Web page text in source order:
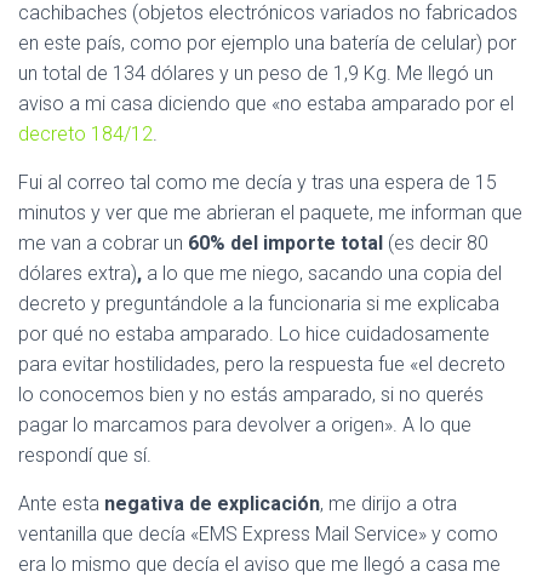
cachibaches (objetos electrónicos variados no fabricados
en este país, como por ejemplo una batería de celular) por
un total de 134 dólares y un peso de 1,9 Kg. Me llegó un
aviso a mi casa diciendo que «no estaba amparado por el
decreto 184/12.
Fui al correo tal como me decía y tras una espera de 15
minutos y ver que me abrieran el paquete, me informan que
me van a cobrar un 60% del importe total (es decir 80
dólares extra), a lo que me niego, sacando una copia del
decreto y preguntándole a la funcionaria si me explicaba
por qué no estaba amparado. Lo hice cuidadosamente
para evitar hostilidades, pero la respuesta fue «el decreto
lo conocemos bien y no estás amparado, si no querés
pagar lo marcamos para devolver a origen». A lo que
respondí que sí.
Ante esta negativa de explicación, me dirijo a otra
ventanilla que decía «EMS Express Mail Service» y como
era lo mismo que decía el aviso que me llegó a casa me